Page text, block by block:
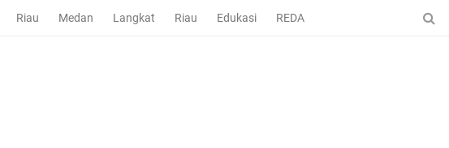
Riau Medan Langkat Riau Edukasi REDAKSI